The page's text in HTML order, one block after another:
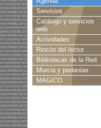
Servicios
Catálogo y servicios
web
Actividades
Rincón del lector
Bibliotecas de la Red
Murcia y pedanías
MAGICO